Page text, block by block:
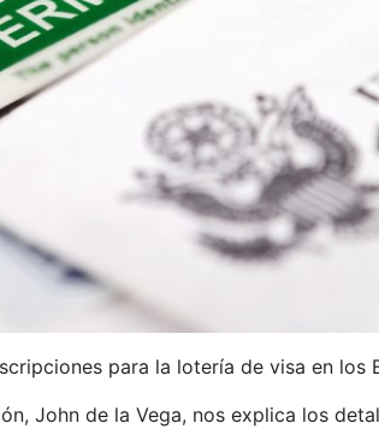
para la lotería de visa en los
John de la Vega, nos explica los